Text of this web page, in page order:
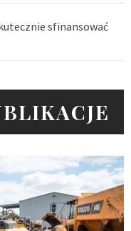
sfinansować